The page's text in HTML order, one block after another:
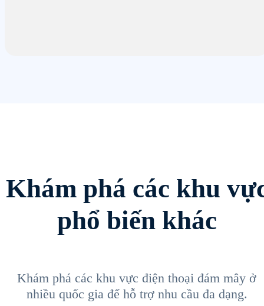
Khám phá các khu
phổ biến khác
Khám phá các khu vực điện thoại đám mây ở
nhiều quốc gia để hỗ trợ nhu cầu đa dạng.